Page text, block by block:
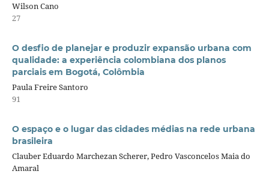
Wilson Cano
27
O desfio de planejar e produzir expansão urbana com
qualidade: a experiência colombiana dos planos
parciais em Bogotá, Colômbia
Paula Freire Santoro
91
O espaço e o lugar das cidades médias na rede urbana
brasileira
Clauber Eduardo Marchezan Scherer, Pedro Vasconcelos Maia do
Amaral